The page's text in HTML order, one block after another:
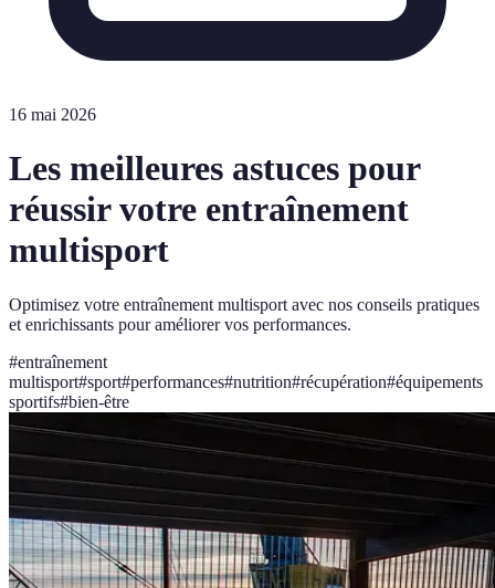
16 mai 2026
Les meilleures astuces pour
réussir votre entraînement
multisport
Optimisez votre entraînement multisport avec nos conseils pratiques
et enrichissants pour améliorer vos performances.
#entraînement
multisport#sport#performances#nutrition#récupération#équipements
sportifs#bien-être